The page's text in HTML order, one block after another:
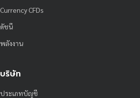
Currency CFDs
ดัชนี
พลังงาน
บริษัท
ประเภทบัญชี